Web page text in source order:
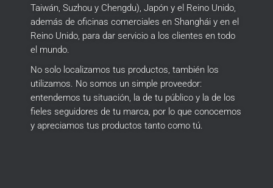
Taiwán, Suzhou y Chengdu), Japón y el Reino Unido,
además de oficinas comerciales en Shanghái y en el
Reino Unido, para dar servicio a los clientes en todo
el mundo.
No solo localizamos tus productos, también los
utilizamos. No somos un simple proveedor:
entendemos tu situación, la de tu público y la de los
fieles seguidores de tu marca, por lo que conocemos
y apreciamos tus productos tanto como tú.